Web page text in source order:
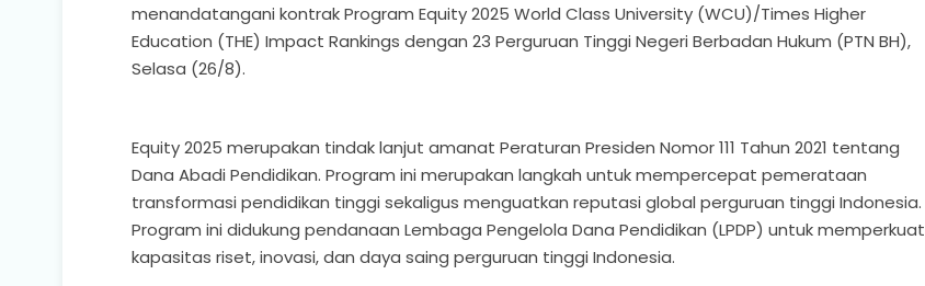
menandatangani kontrak Program Equity 2025 World Class University (WCU)/Times Higher
Education (THE) Impact Rankings dengan 23 Perguruan Tinggi Negeri Berbadan Hukum (PTN BH),
Selasa (26/8).
Equity 2025 merupakan tindak lanjut amanat Peraturan Presiden Nomor 111 Tahun 2021 tentang
Dana Abadi Pendidikan. Program ini merupakan langkah untuk mempercepat pemerataan
transformasi pendidikan tinggi sekaligus menguatkan reputasi global perguruan tinggi Indonesia.
Program ini didukung pendanaan Lembaga Pengelola Dana Pendidikan (LPDP) untuk memperkuat
kapasitas riset, inovasi, dan daya saing perguruan tinggi Indonesia.